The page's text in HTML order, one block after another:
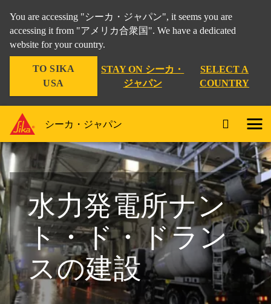
You are accessing "シーカ・ジャパン", it seems you are
accessing it from "アメリカ合衆国". We have a dedicated
website for your country.
TO SIKA
USA
STAY ON シーカ・
ジャパン
SELECT A
COUNTRY
シーカ・ジャパン
水力発電所ナン
ト・ド・ドラン
スの建設